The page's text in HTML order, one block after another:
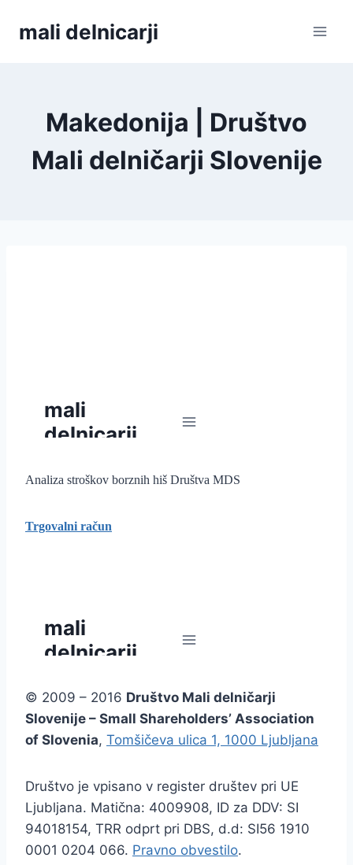
mali delnicarji
Makedonija | Društvo
Mali delničarji Slovenije
Analiza stroškov borznih hiš Društva MDS
Trgovalni račun
© 2009 – 2016 Društvo Mali delničarji
Slovenije – Small Shareholders’ Association
of Slovenia, Tomšičeva ulica 1, 1000 Ljubljana
Društvo je vpisano v register društev pri UE
Ljubljana. Matična: 4009908, ID za DDV: SI
94018154, TRR odprt pri DBS, d.d: SI56 1910
0001 0204 066. Pravno obvestilo.